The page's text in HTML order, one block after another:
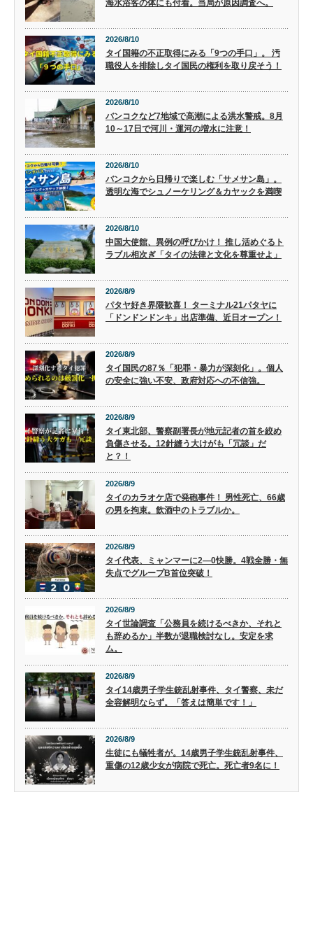
海水浴客の体にも付着。当局が原因調査へ。
2026/8/10
タイ国籍の不正取得にみる「9つの手口」。 汚
職役人を排除しタイ国民の権利を取り戻そう！
2026/8/10
バンコクなど7地域で高潮による洪水警戒。8月
10～17日で河川・運河の増水に注意！
2026/8/10
バンコクから日帰りで楽しむ「サメサン島」。
透明な海でシュノーケリング＆カヤックを満喫
2026/8/10
中国大使館、異例の呼びかけ！ 推し活めぐるト
ラブル相次ぎ「タイの法律と文化を尊重せよ」
2026/8/9
パタヤ好き界隈歓喜！ ターミナル21パタヤに
「ドンドンドンキ」出店準備、近日オープン！
2026/8/9
タイ国民の87％「犯罪・暴力が深刻化」。個人
の安全に強い不安、政府対応への不信強。
2026/8/9
タイ東北部、警察副署長が地元記者の首を絞め
負傷させる。12針縫う大けがも「冗談」だ
と？！
2026/8/9
タイのカラオケ店で発砲事件！ 男性死亡、66歳
の男を拘束。飲酒中のトラブルか。
2026/8/9
タイ代表、ミャンマーに2―0快勝。4戦全勝・無
失点でグループB首位突破！
2026/8/9
タイ世論調査「公務員を続けるべきか、それと
も辞めるか」半数が退職検討なし。安定を求
ム。
2026/8/9
タイ14歳男子学生銃乱射事件、タイ警察、未だ
全容解明ならず。「答えは簡単です！」
2026/8/9
生徒にも犠牲者が。14歳男子学生銃乱射事件、
重傷の12歳少女が病院で死亡。死亡者9名に！